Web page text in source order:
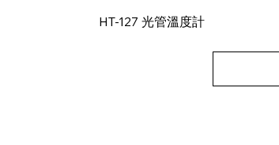
快速瀏覽
HT-127 光管溫度計